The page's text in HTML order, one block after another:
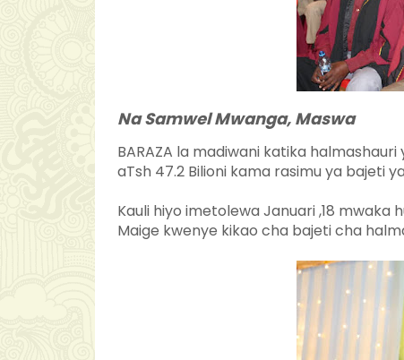
Na Samwel Mwanga, Maswa
BARAZA la madiwani katika
aTsh 47.2 Bilioni kama rasimu ya bajeti
Kauli hiyo imetolewa Januari ,18 mwaka
Maige kwenye kikao cha bajeti cha